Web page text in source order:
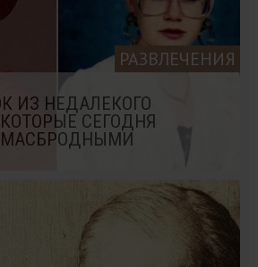
РАЗВЛЕЧЕНИЯ
ИЗ НЕДАЛЕКОГО
СЕГОДНЯ